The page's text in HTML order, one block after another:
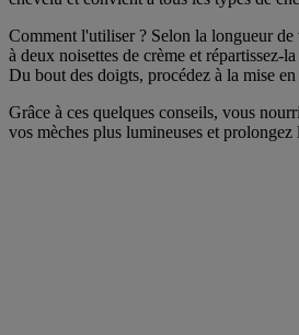
Comment l'utiliser ? Selon la longueur
à deux noisettes de crème et répartissez-
Du bout des doigts, procédez à la mise
Grâce à ces quelques conseils, vous
vos mèches plus lumineuses et prolongez